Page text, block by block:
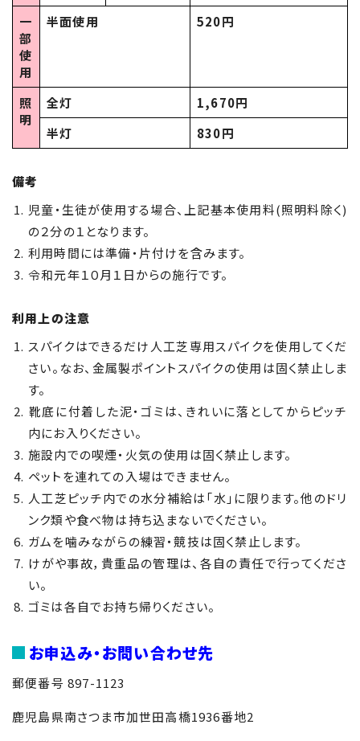
一
部
使
用
半面使用 520円
照
明
全灯
1,670円
半灯
830円
備考
児童・生徒が使用する場合、上記基本使用料(照明料除く)
の２分の１となります。
利用時間には準備・片付けを含みます。
令和元年１０月１日からの施行です。
利用上の注意
スパイクはできるだけ人工芝専用スパイクを使用してくだ
さい。なお、金属製ポイントスパイクの使用は固く禁止しま
す。
靴底に付着した泥・ゴミは、きれいに落としてからピッチ
内にお入りください。
施設内での喫煙・火気の使用は固く禁止します。
ペットを連れての入場はできません。
人工芝ピッチ内での水分補給は「水」に限ります。他のドリ
ンク類や食べ物は持ち込まないでください。
ガムを噛みながらの練習・競技は固く禁止します。
けがや事故，貴重品の管理は、各自の責任で行ってくださ
い。
ゴミは各自でお持ち帰りください。
お申込み・お問い合わせ先
郵便番号 897-1123
鹿児島県南さつま市加世田高橋1936番地2